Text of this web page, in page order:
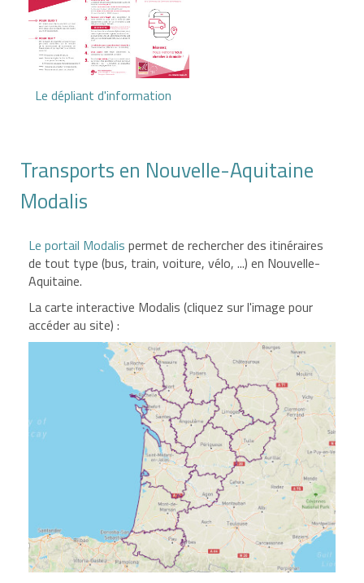
Le dépliant d'information
Transports en Nouvelle-Aquitaine
Modalis
Le portail Modalis permet de rechercher des itinéraires
de tout type (bus, train, voiture, vélo, ...) en Nouvelle-
Aquitaine.
La carte interactive Modalis (cliquez sur l'image pour
accéder au site) :